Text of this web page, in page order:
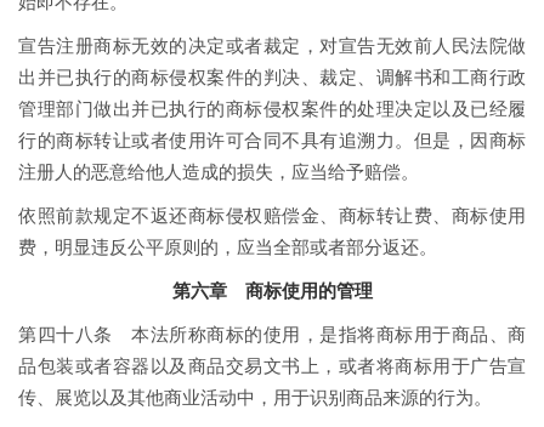
宣告注册商标无效的决定或者裁定，对宣告无效前人民法院做
出并已执行的商标侵权案件的判决、裁定、调解书和工商行政
管理部门做出并已执行的商标侵权案件的处理决定以及已经履
行的商标转让或者使用许可合同不具有追溯力。但是，因商标
注册人的恶意给他人造成的损失，应当给予赔偿。
依照前款规定不返还商标侵权赔偿金、商标转让费、商标使用
费，明显违反公平原则的，应当全部或者部分返还。
第六章 商标使用的管理
第四十八条 本法所称商标的使用，是指将商标用于商品、商
品包装或者容器以及商品交易文书上，或者将商标用于广告宣
传、展览以及其他商业活动中，用于识别商品来源的行为。